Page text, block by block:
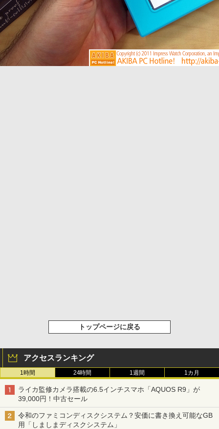
トップページに戻る
アクセスランキング
1時間 24時間 1週間 1カ月
ライカ監修カメラ搭載の6.5インチスマホ「AQUOS R9」が
39,000円！中古セール
令和のファミコンディスクシステム？安価に書き換え可能なGB
用「しましまディスクシステム」